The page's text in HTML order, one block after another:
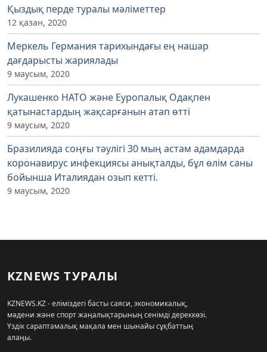
Қыздық перде туралы мәліметтер
12 қазан, 2020
Меркель Германия тарихындағы ең нашар
дағдарысты жариялады
9 маусым, 2020
Лукашенко НАТО және Еуропалық Одақпен
қатынастардың жақсарғанын атап өтті
9 маусым, 2020
Бразилияда соңғы тәулігі 30 мың астам адамдарда
коронавирус инфекциясы анықталды, бұл өлім саны
бойынша Италиядан озып кетті.
9 маусым, 2020
KZNEWS ТУРАЛЫ
KZNEWS.KZ - еліміздегі басты саяси, экономикалық,
мәдени және спорт жаңалықтарының сенімді дереккөзі.
Үздік сараптамалық мақала мен шынайы сұқбаттың
алаңы.